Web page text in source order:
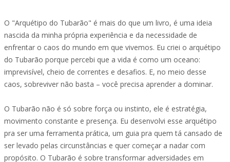
O "Arquétipo do Tubarão" é mais do que um livro, é uma ideia
nascida da minha própria experiência e da necessidade de
enfrentar o caos do mundo em que vivemos. Eu criei o arquétipo
do Tubarão porque percebi que a vida é como um oceano:
imprevisível, cheio de correntes e desafios. E, no meio desse
caos, sobreviver não basta – você precisa aprender a dominar.
O Tubarão não é só sobre força ou instinto, ele é estratégia,
movimento constante e presença. Eu desenvolvi esse arquétipo
pra ser uma ferramenta prática, um guia pra quem tá cansado de
ser levado pelas circunstâncias e quer começar a nadar com
propósito. O Tubarão é sobre transformar adversidades em